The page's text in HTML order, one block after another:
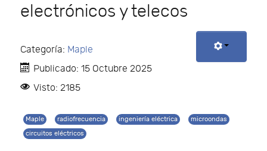
electrónicos y telecos
Categoría: Maple
Publicado: 15 Octubre 2025
Visto: 2185
Maple radiofrecuencia ingeniería eléctrica
microondas
circuitos eléctricos